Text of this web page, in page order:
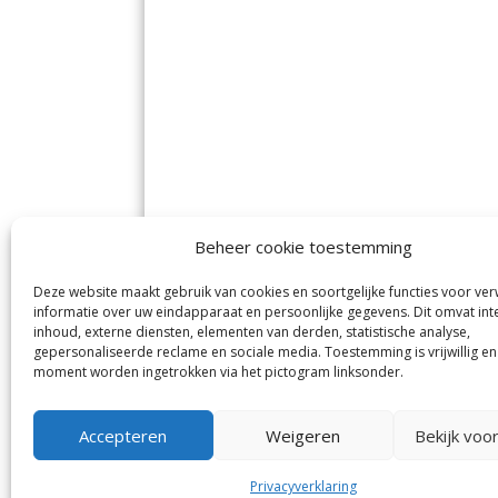
Beheer cookie toestemming
Deze website maakt gebruik van cookies en soortgelijke functies voor
informatie over uw eindapparaat en persoonlijke gegevens. Dit omvat
inhoud, externe diensten, elementen van derden, statistische analyse,
gepersonaliseerde reclame en sociale media. Toestemming is vrijwillig
moment worden ingetrokken via het pictogram linksonder.
Accepteren Weigeren Bekijk
Privacyverklaring
De Nieuwe Meerbode
Visserstraat 10
1431 GJ Aalsmeer
0297-341900
info@meerbode.nl
en
De